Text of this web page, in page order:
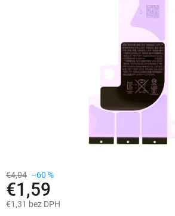
€4,04 –60 %
€1,59
€1,31 bez DPH